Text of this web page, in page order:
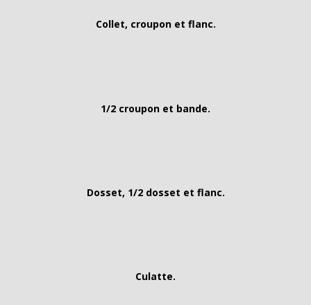
Collet, croupon et flanc.
1/2 croupon et bande.
Dosset, 1/2 dosset et flanc.
Culatte.